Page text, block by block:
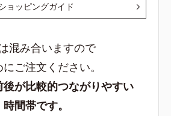
ョッピングガイド
混み合いますので
ご注文ください。
が比較的つながりやすい
時間帯です。